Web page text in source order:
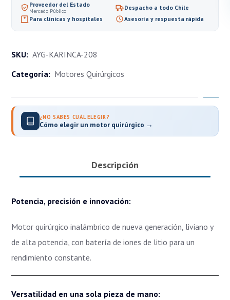
Proveedor del Estado
Mercado Público
Despacho a todo Chile
Para clínicas y hospitales
Asesoría y respuesta rápida
SKU: AYG-KARINCA-208
Categoría: Motores Quirúrgicos
¿NO SABES CUÁL ELEGIR?
Cómo elegir un motor quirúrgico →
Descripción
Potencia, precisión e innovación:
Motor quirúrgico inalámbrico de nueva generación, liviano y
de alta potencia, con batería de iones de litio para un
rendimiento constante.
Versatilidad en una sola pieza de mano: